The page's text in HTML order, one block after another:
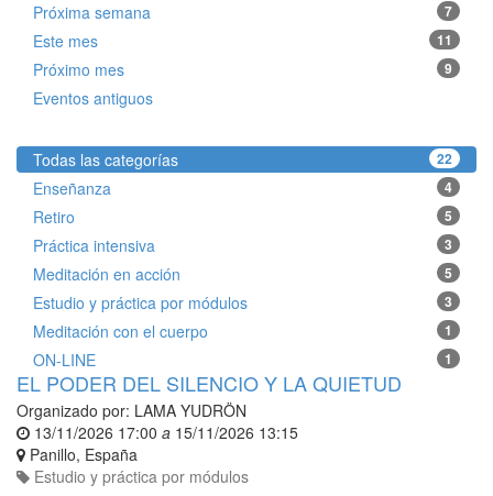
Próxima semana 7
Este mes 11
Próximo mes 9
Eventos antiguos
Todas las categorías 22
Enseñanza 4
Retiro 5
Práctica intensiva 3
Meditación en acción 5
Estudio y práctica por módulos 3
Meditación con el cuerpo 1
ON-LINE 1
EL PODER DEL SILENCIO Y LA QUIETUD
Organizado por: LAMA YUDRÖN
13/11/2026 17:00 a 15/11/2026 13:15
Panillo, España
Estudio y práctica por módulos